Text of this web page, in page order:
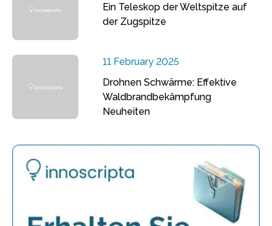
Ein Teleskop der Weltspitze auf
der Zugspitze
11 February 2025
Drohnen Schwärme: Effektive
Waldbrandbekämpfung
Neuheiten